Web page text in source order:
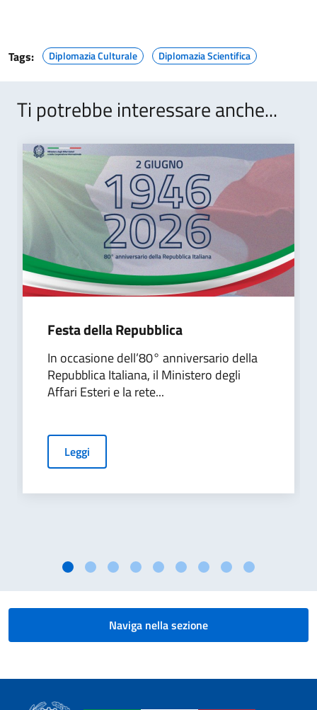
Tags: Diplomazia Culturale Diplomazia Scientifica
Ti potrebbe interessare anche...
Festa della Repubblica
In occasione dell’80° anniversario della
Repubblica Italiana, il Ministero degli
Affari Esteri e la rete...
Leggi
Naviga nella sezione